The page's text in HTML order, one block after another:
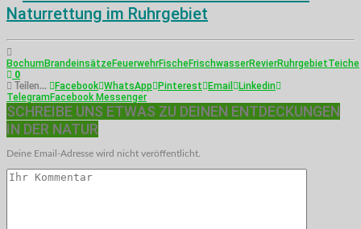
Naturrettung im Ruhrgebiet
BochumBrandeinsätze FeuerwehrFische FrischwasserRevierRuhrgebietTeiche
0
Teilen... Facebook WhatsApp Pinterest Email
Linkedin
TelegramFacebook Messenger
SCHREIBE UNS ETWAS ZU DEINEN ENTDECKUNGEN
IN DER NATUR
Deine Email-Adresse wird nicht veröffentlicht.